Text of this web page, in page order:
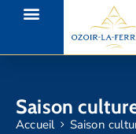
Saison
Accueil Saison